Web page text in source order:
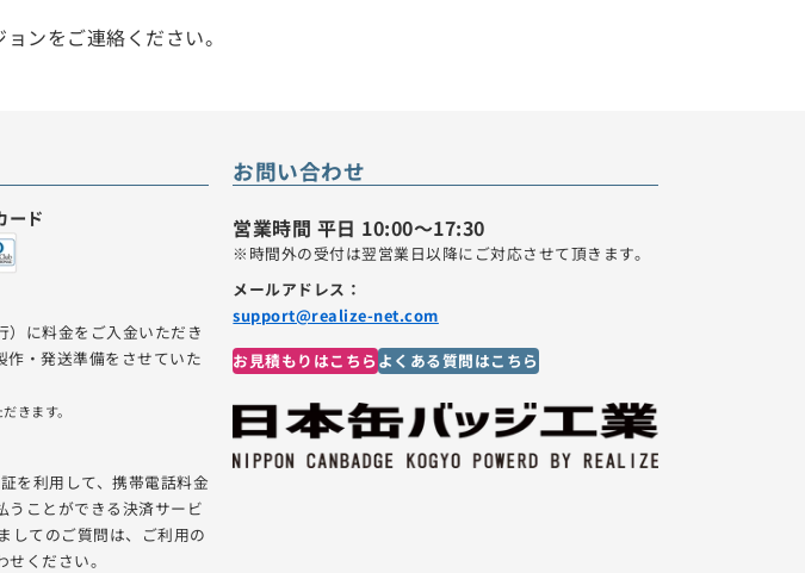
ンをご連絡ください。
ード
）に料金をご入金いただき
作・発送準備をさせていた
きます。
を利用して、携帯電話料金
うことができる決済サービ
してのご質問は、ご利用の
ください。
お問い合わせ
営業時間 平日 10:00～17:30
※時間外の受付は翌営業日以降にご対応させて頂きます。
メールアドレス：
support@realize-net.com
お見積もりはこちらよくある質問はこちら